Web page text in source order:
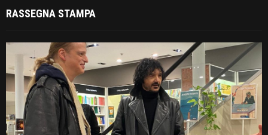
RASSEGNA STAMPA